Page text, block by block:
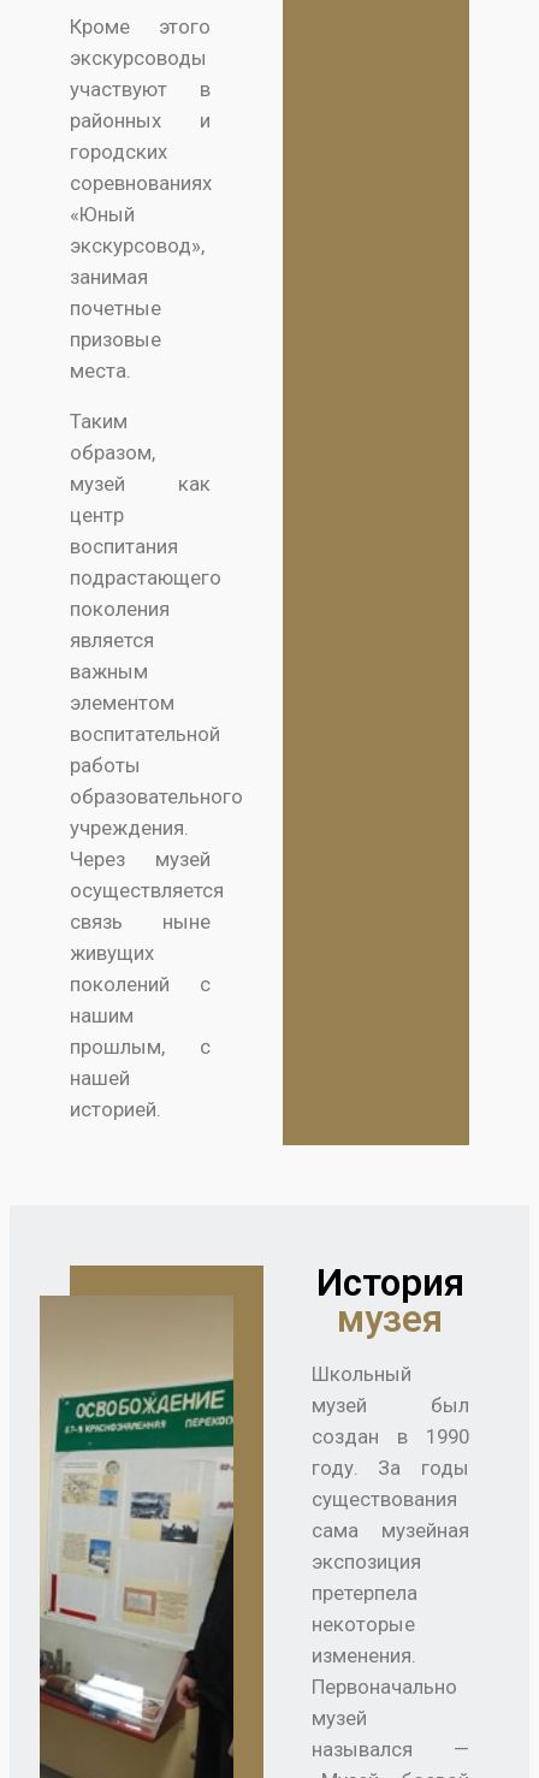
Кроме этого
экскурсоводы
участвуют в
районных и
городских
соревнованиях
«Юный
экскурсовод»,
занимая
почетные
призовые
места.
Таким
образом,
музей как
центр
воспитания
подрастающего
поколения
является
важным
элементом
воспитательной
работы
образовательного
учреждения.
Через музей
осуществляется
связь ныне
живущих
поколений с
нашим
прошлым, с
нашей
историей.
История
музея
Школьный
музей был
создан в 1990
году. За годы
существования
сама музейная
экспозиция
претерпела
некоторые
изменения.
Первоначально
музей
назывался —